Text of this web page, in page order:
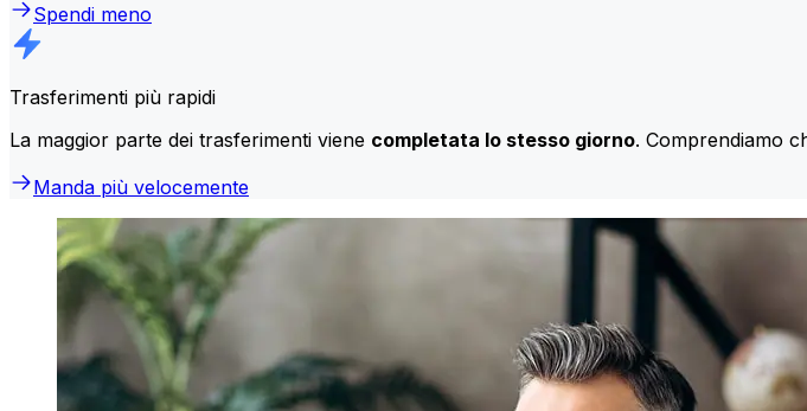
Spendi meno
Trasferimenti più rapidi
La maggior parte dei trasferimenti viene completata lo stesso giorno. Comprendiamo
Manda più velocemente